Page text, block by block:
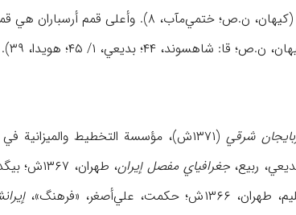
شاهسوند، ۴۴؛ بدیعي، ۱/ ۴۵؛ هویدا، ۳۹).
شرقي (۱۳۷۱ش)، مؤسسة التخطیط والمیزانیة في محافظة آذربایجان الشرقیة، طهران، ۱۳۷۳ش؛ إسکندربیک منشي،
جغرافیاي مفصل إیران، طهران، ۱۳۶۷ش؛ بیگدلي، محمأرضا،
علي‌أصغر، «فرهنگ»،